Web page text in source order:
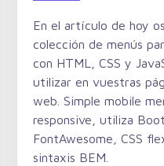
En el artículo de hoy
colección de menús
con HTML, CSS y
utilizar en vuestras
web. Simple mobile
responsive, utiliza
FontAwesome, CSS
sintaxis BEM.